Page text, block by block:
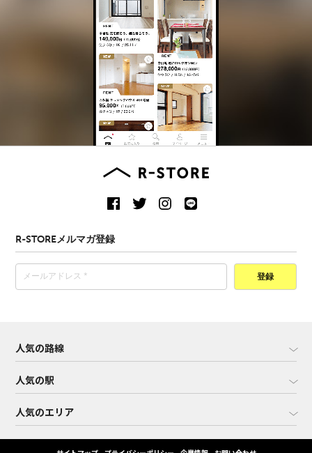
R-STOREメルマガ登録
登録
人気の路線
人気の駅
人気のエリア